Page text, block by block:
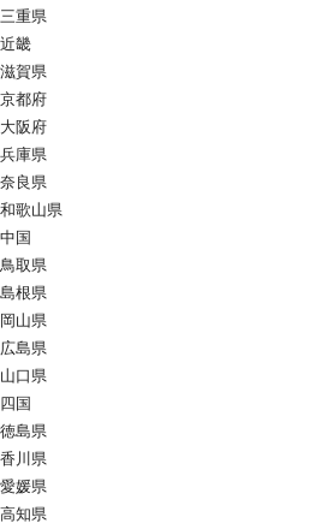
三重県
近畿
滋賀県
京都府
大阪府
兵庫県
奈良県
和歌山県
中国
鳥取県
島根県
岡山県
広島県
山口県
四国
徳島県
香川県
愛媛県
高知県